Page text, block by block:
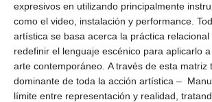
expresivos en utilizando principalmente
como el video, instalación y performance. T
artística se basa acerca la práctica
redefinir el lenguaje escénico para aplicarlo
arte contemporáneo. A través de esta matriz
dominante de toda la acción artística –
límite entre representación y realidad,